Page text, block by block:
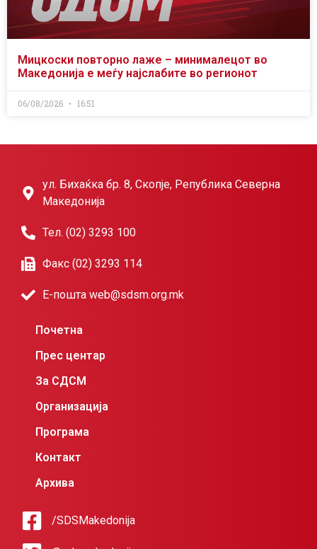
Мицкоски повторно лаже – минималецот во
Македонија е меѓу најслабите во регионот
06/08/2026 16:51
ул. Бихаќка бр. 8, Скопје, Република Северна
Македонија
Тел. (02) 3293 100
Факс (02) 3293 114
Е-пошта web@sdsm.org.mk
Почетна
Прес центар
За СДСМ
Организација
Програма
Контакт
Архива
/SDSMakedonija